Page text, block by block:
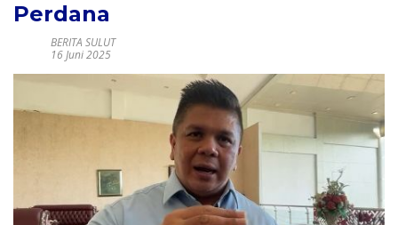
Perdana
BERITA SULUT
16 Juni 2025